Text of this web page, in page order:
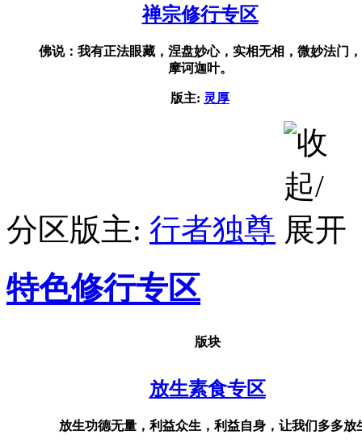
禅宗修行专区
佛说：我有正法眼藏，涅盘妙心，实相无相，微妙法门
摩诃迦叶。
版主: 灵厚
分区版主: 行者独尊
特色修行专区
版块
放生素食专区
放生功德无量，利益众生，利益自身，让我们多多放